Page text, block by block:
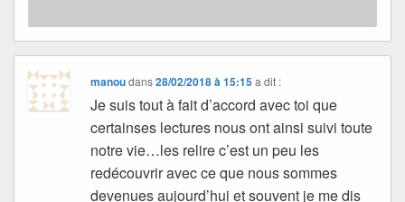
manoudans28/02/2018 à 15:15 a dit :
Je suis tout à fait d’accord avec toi que
certainses lectures nous ont ainsi suivi toute
notre vie…les relire c’est un peu les
redécouvrir avec ce que nous sommes
devenues aujourd’hui et souvent je me dis